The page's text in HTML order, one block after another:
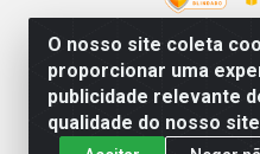
O nosso site coleta
proporcionar uma
publicidade relevante
qualidade do nosso
Camaquã